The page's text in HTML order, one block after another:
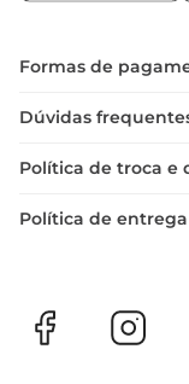
compromisso
na produção
história desta
Formas de
Dúvidas
Política de troca e
Política de entrega